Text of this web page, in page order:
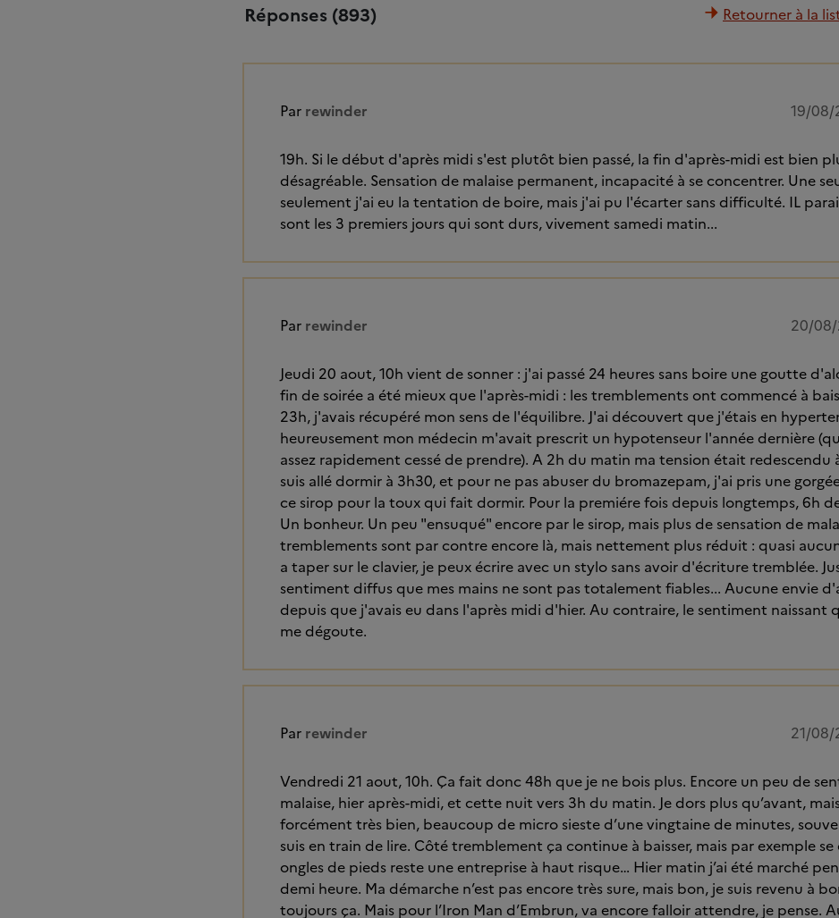
Réponses (893) Retourner à la
Par rewinder 19/08/
19h. Si le début d'après midi s'est plutôt bien passé, la fin d'après-midi est bien
désagréable. Sensation de malaise permanent, incapacité à se concentrer. Une
seulement j'ai eu la tentation de boire, mais j'ai pu l'écarter sans difficulté. IL
sont les 3 premiers jours qui sont durs, vivement samedi matin...
Par rewinder 20/08/
Jeudi 20 aout, 10h vient de sonner : j'ai passé 24 heures sans boire une goutte
fin de soirée a été mieux que l'après-midi : les tremblements ont commencé à
23h, j'avais récupéré mon sens de l'équilibre. J'ai découvert que j'étais en
heureusement mon médecin m'avait prescrit un hypotenseur l'année dernière
assez rapidement cessé de prendre). A 2h du matin ma tension était redescendu
suis allé dormir à 3h30, et pour ne pas abuser du bromazepam, j'ai pris une
ce sirop pour la toux qui fait dormir. Pour la premiére fois depuis longtemps, 6h
Un bonheur. Un peu "ensuqué" encore par le sirop, mais plus de sensation de
tremblements sont par contre encore là, mais nettement plus réduit : quasi
a taper sur le clavier, je peux écrire avec un stylo sans avoir d'écriture tremblée.
sentiment diffus que mes mains ne sont pas totalement fiables... Aucune envie
depuis que j'avais eu dans l'après midi d'hier. Au contraire, le sentiment naissant
me dégoute.
Par rewinder 21/08/
Vendredi 21 aout, 10h. Ça fait donc 48h que je ne bois plus. Encore un peu de
malaise, hier après-midi, et cette nuit vers 3h du matin. Je dors plus qu’avant,
forcément très bien, beaucoup de micro sieste d’une vingtaine de minutes,
suis en train de lire. Côté tremblement ça continue à baisser, mais par exemple se
ongles de pieds reste une entreprise à haut risque… Hier matin j’ai été marché
demi heure. Ma démarche n’est pas encore très sure, mais bon, je suis revenu à
toujours ça. Mais pour l’Iron Man d’Embrun, va encore falloir attendre, je pense.